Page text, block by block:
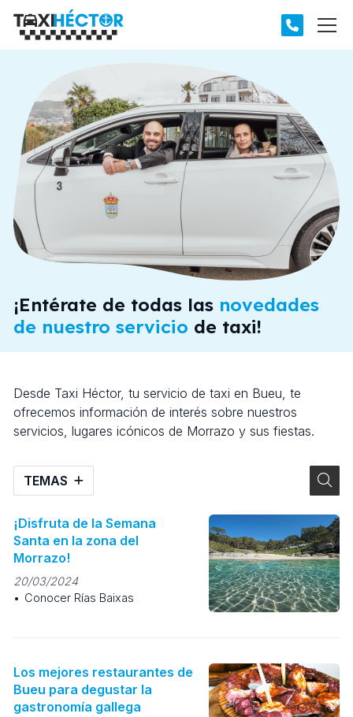
¡Entérate de todas las novedades
de nuestro servicio de taxi!
Desde Taxi Héctor, tu servicio de taxi en Bueu, te
ofrecemos información de interés sobre nuestros
servicios, lugares icónicos de Morrazo y sus fiestas.
TEMAS
¡Disfruta de la Semana
Santa en la zona del
Morrazo!
20/03/2024
Conocer Rías Baixas
Los mejores restaurantes de
Bueu para degustar la
gastronomía gallega